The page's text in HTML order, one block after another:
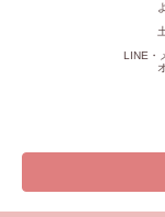
LINE・